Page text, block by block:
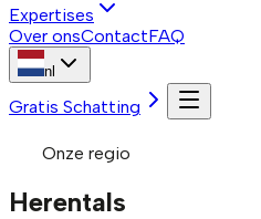
Expertises
Over onsContactFAQ
nl
Gratis Schatting
Onze regio
Herentals